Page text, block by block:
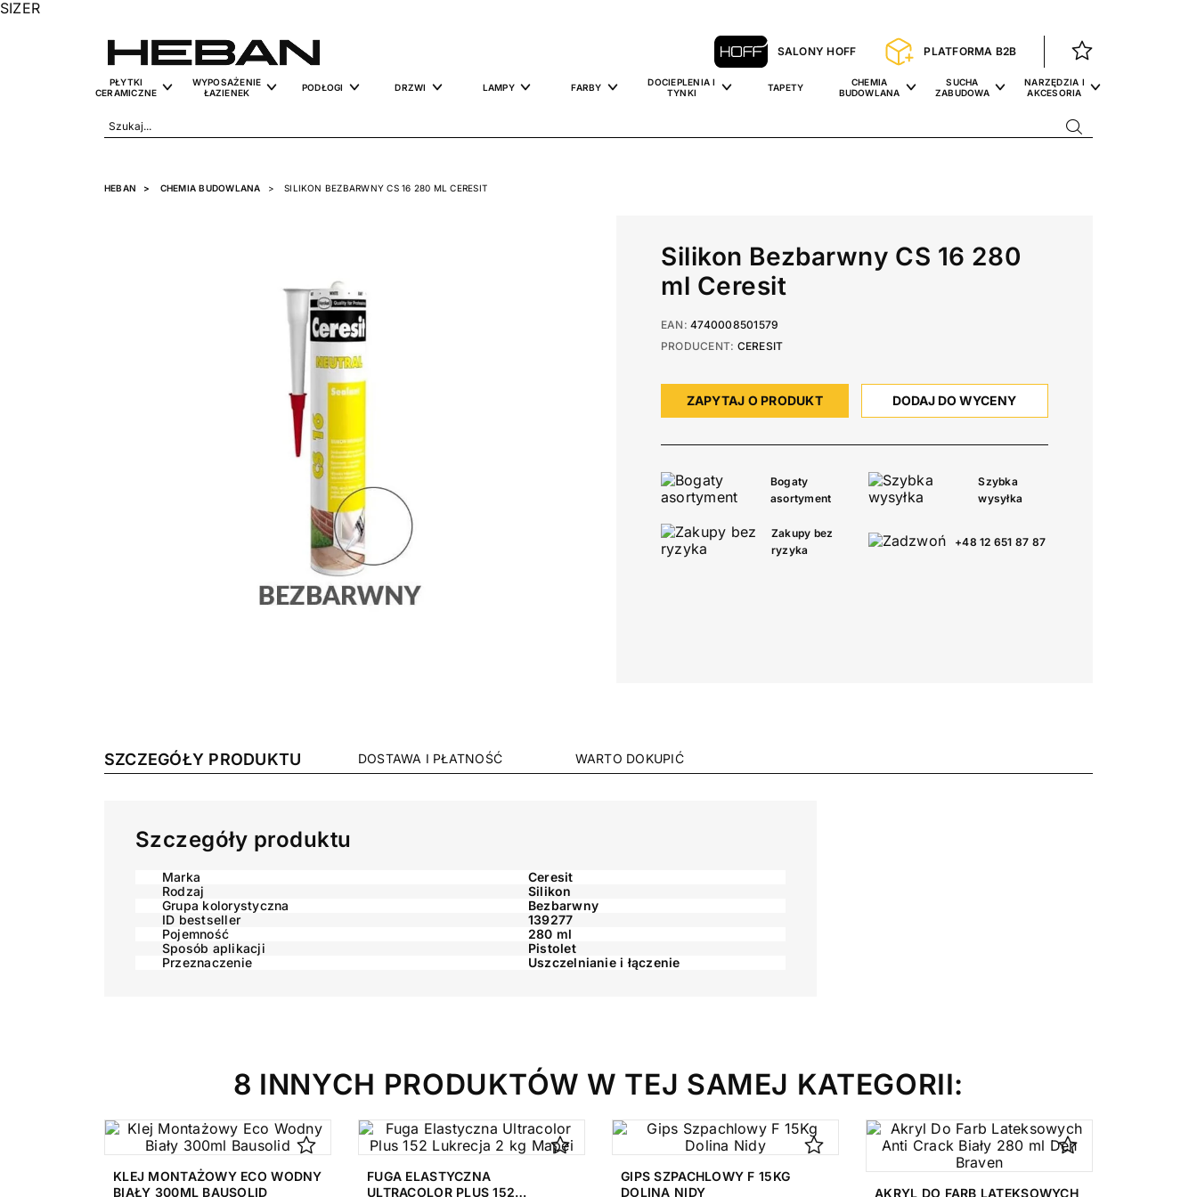
SALONY HOFF PLATFORMA B2B
PŁYTKI
CERAMICZNE
WYPOSAŻENIE
ŁAZIENEK
PODŁOGI DRZWI LAMPY FARBY
DOCIEPLENIA I
TYNKI
TAPETY
CHEMIA
BUDOWLANA
SUCHA
ZABUDOWA
NARZĘDZIA I
AKCESORIA
HEBAN CHEMIA BUDOWLANA SILIKON BEZBARWNY CS 16 280 ML CERESIT
Silikon Bezbarwny CS 16 280
ml Ceresit
EAN:4740008501579
PRODUCENT: CERESIT
ZAPYTAJ O PRODUKT DODAJ DO WYCENY
Bogaty
asortyment
Szybka
wysyłka
Zakupy bez
ryzyka
+48 12 651 87 87
SZCZEGÓŁY PRODUKTU DOSTAWA I PŁATNOŚĆ WARTO DOKUPIĆ
Szczegóły produktu
Marka
Ceresit
Rodzaj
Silikon
Grupa kolorystyczna
Bezbarwny
ID bestseller
139277
Pojemność
280 ml
Sposób aplikacji
Pistolet
Przeznaczenie
Uszczelnianie i łączenie
8 INNYCH PRODUKTÓW W TEJ SAMEJ KATEGORII:
KLEJ MONTAŻOWY ECO WODNY
BIAŁY 300ML BAUSOLID
FUGA ELASTYCZNA
ULTRACOLOR PLUS 152
GIPS SZPACHLOWY F 15KG
DOLINA NIDY
AKRYL DO FARB LATEKSOWYCH
SIZER